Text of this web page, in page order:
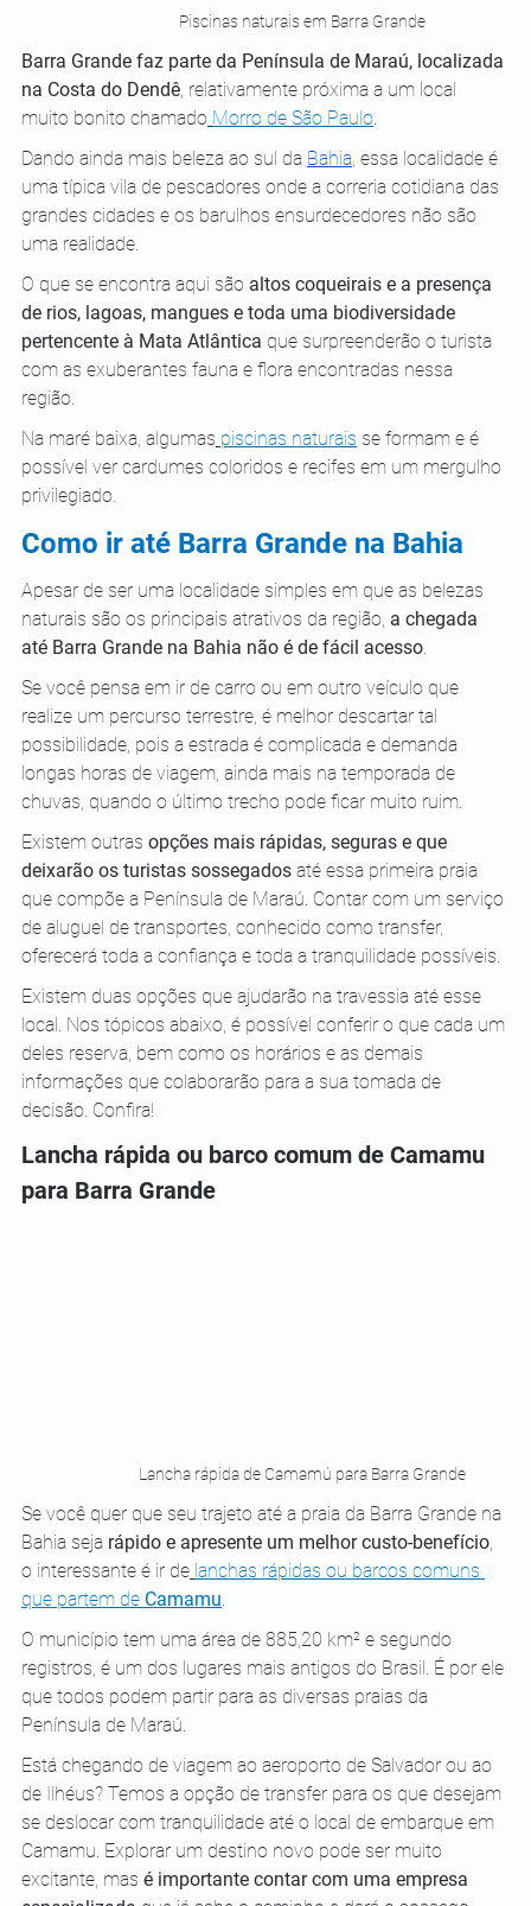
Piscinas naturais em Barra Grande
Barra Grande faz parte da Península de Maraú, localizada
na Costa do Dendê , relativamente próxima a um local
muito bonito chamado Morro de São Paulo
Dando ainda mais beleza ao sul da Bahia , essa localidade é
uma típica vila de pescadores onde a correria cotidiana das
grandes cidades e os barulhos ensurdecedores não são
uma realidade.
O que se encontra aqui são altos coqueirais e a presença
de rios, lagoas, mangues e toda uma biodiversidade
pertencente à Mata Atlântica que surpreenderão o turista
com as exuberantes fauna e flora encontradas nessa
região.
Na maré baixa, algumas piscinas naturais se formam e é
possível ver cardumes coloridos e recifes em um mergulho
privilegiado.
Como ir até Barra Grande na Bahia
Apesar de ser uma localidade simples em que as belezas
naturais são os principais atrativos da região, a chegada
até Barra Grande na Bahia não é de fácil acesso
Se você pensa em ir de carro ou em outro veículo que
realize um percurso terrestre, é melhor descartar tal
possibilidade, pois a estrada é complicada e demanda
longas horas de viagem, ainda mais na temporada de
chuvas, quando o último trecho pode ficar muito ruim.
Existem outras opções mais rápidas, seguras e que
deixarão os turistas sossegados até essa primeira praia
que compõe a Península de Maraú. Contar com um serviço
de aluguel de transportes, conhecido como transfer,
oferecerá toda a confiança e toda a tranquilidade possíveis.
Existem duas opções que ajudarão na travessia até esse
local. Nos tópicos abaixo, é possível conferir o que cada um
deles reserva, bem como os horários e as demais
informações que colaborarão para a sua tomada de
decisão. Confira!
Lancha rápida ou barco comum de Camamu
para Barra Grande
Lancha rápida de Camamú para Barra Grande
Se você quer que seu trajeto até a praia da Barra Grande na
Bahia seja rápido e apresente um melhor custo-benefício
o interessante é ir de lanchas rápidas ou barcos comuns
que partem de Camamu
O município tem uma área de 885,20 km² e segundo
registros, é um dos lugares mais antigos do Brasil. É por ele
que todos podem partir para as diversas praias da
Península de Maraú.
Está chegando de viagem ao aeroporto de Salvador ou ao
de Ilhéus? Temos a opção de transfer para os que desejam
se deslocar com tranquilidade até o local de embarque em
Camamu. Explorar um destino novo pode ser muito
excitante, mas é importante contar com uma empresa